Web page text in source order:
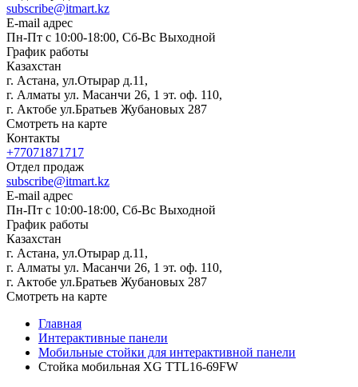
subscribe@itmart.kz
E-mail адрес
Пн-Пт с 10:00-18:00, Сб-Вс Выходной
График работы
Казахстан
г. Астана, ул.Отырар д.11,
г. Алматы ул. Масанчи 26, 1 эт. оф. 110,
г. Актобе ул.Братьев Жубановых 287
Смотреть на карте
Контакты
+77071871717
Отдел продаж
subscribe@itmart.kz
E-mail адрес
Пн-Пт с 10:00-18:00, Сб-Вс Выходной
График работы
Казахстан
г. Астана, ул.Отырар д.11,
г. Алматы ул. Масанчи 26, 1 эт. оф. 110,
г. Актобе ул.Братьев Жубановых 287
Смотреть на карте
Главная
Интерактивные панели
Мобильные стойки для интерактивной панели
Стойка мобильная XG TTL16-69FW